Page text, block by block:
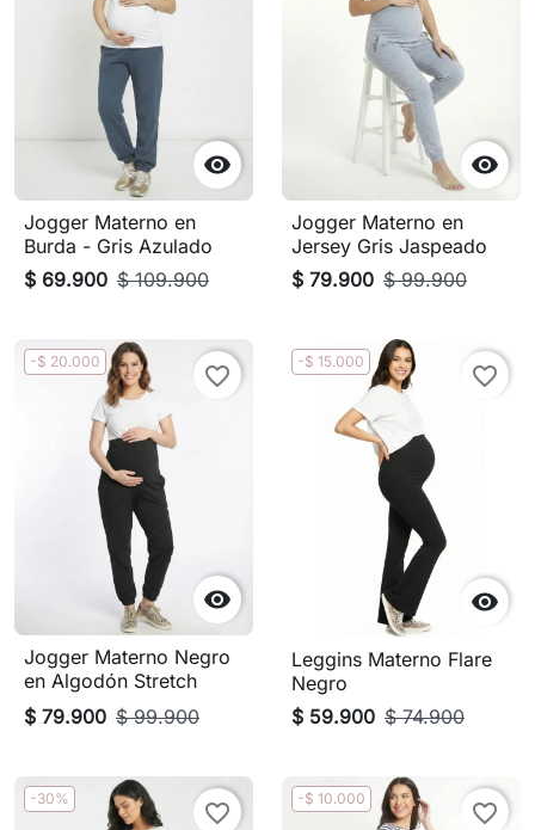

Jogger Materno en
Burda - Gris Azulado
$ 69.900 $ 109.900

Jogger Materno en
Jersey Gris Jaspeado
$ 79.900 $ 99.900
-$ 20.000

favorite_border
Jogger Materno Negro
en Algodón Stretch
$ 79.900 $ 99.900
-$ 15.000

favorite_border
Leggins Materno Flare
Negro
$ 59.900 $ 74.900
-30%
favorite_border
-$ 10.000
favorite_border